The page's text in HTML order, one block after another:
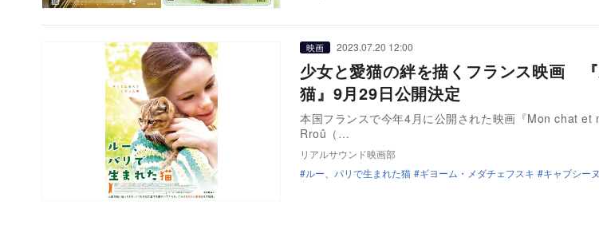
映画 2023.07.20 12:00
少女と愛猫の絆を描くフランス映画
猫』9月29日公開決定
本国フランスで今年4月に公開された映画『Mon chat
Rroû（…
リアルサウンド映画部
ルー、パリで生まれた猫
ギヨーム・メダチェフスキ キャプシー